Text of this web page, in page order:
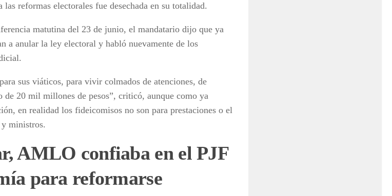
reformas electorales fue desechada en su totalidad.
matutina del 23 de junio, el mandatario dijo que ya
a anular la ley electoral y habló nuevamente de los
sus viáticos, para vivir colmados de atenciones, de
20 mil millones de pesos”, criticó, aunque como ya
en realidad los fideicomisos no son para prestaciones o el
ministros.
AMLO confiaba en el PJF
para reformarse